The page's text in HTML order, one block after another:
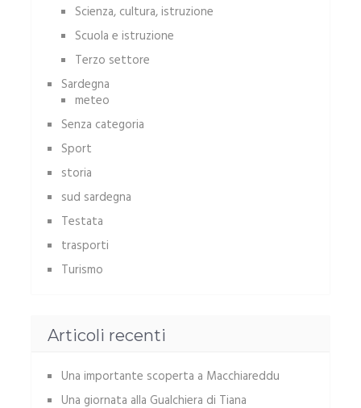
Scienza, cultura, istruzione
Scuola e istruzione
Terzo settore
Sardegna
meteo
Senza categoria
Sport
storia
sud sardegna
Testata
trasporti
Turismo
Articoli recenti
Una importante scoperta a Macchiareddu
Una giornata alla Gualchiera di Tiana